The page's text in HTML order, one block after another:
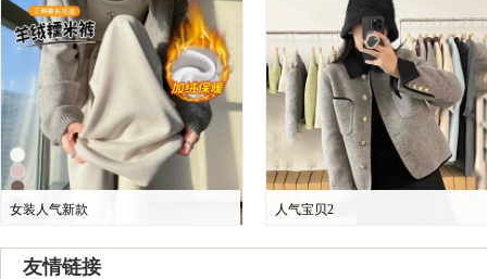
女装人气新款 人气宝贝2
友情链接